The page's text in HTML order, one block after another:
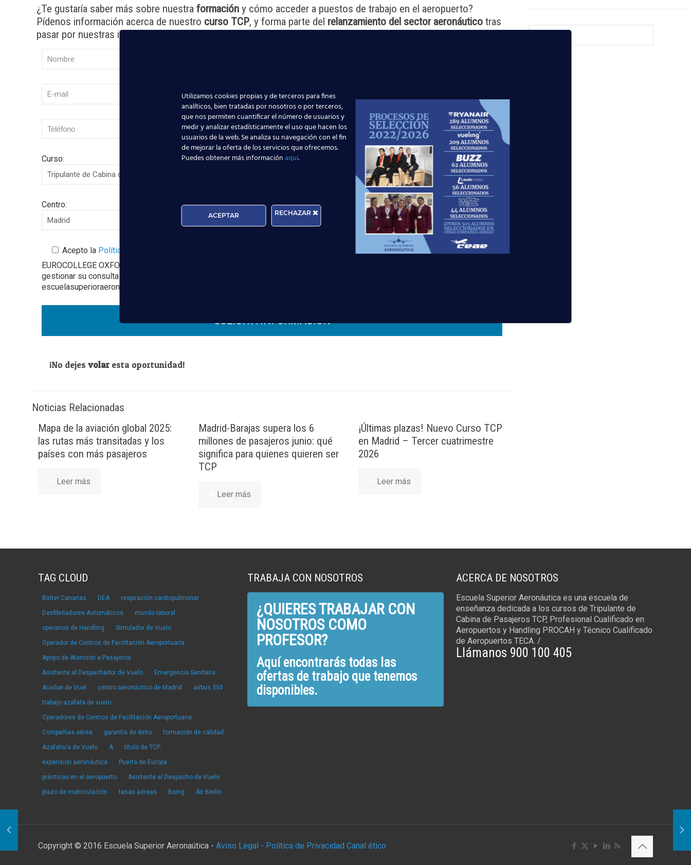
¿Te gustaría saber más sobre nuestraformación y cómo acceder a puestos de trabajo en el aeropuerto?
Pídenos información acerca de nuestro curso TCP, y forma parte del relanzamiento del sector aeronáutico tras
pasar por nuestras instalaciones. ¡Te esperamos!
Curso:
Centro: Edad:
Acepto la Política de Privacidad
EUROCOLLEGE OXFORD ENGLISH INSTITUTE S.L. le informa que tratará los datos personales que facilite con la finalidad de
gestionar su consulta y darle respuesta. Puede ejercer sus derechos de protección de datos a través del e-mail
escuelasuperioraeronautica.com. Para más información, por favor, consulte nuestra
¡No dejesvolar esta oportunidad!
Noticias Relacionadas
Mapa de la aviación global 2025:
las rutas más transitadas y los
países con más pasajeros
Leer más
Madrid-Barajas supera los 6
millones de pasajeros junio: qué
significa para quienes quieren ser
TCP
Leer más
¡Últimas plazas! Nuevo Curso TCP
en Madrid – Tercer cuatrimestre
2026
Leer más
TAG CLOUD
Binter Canarias DEA respiración cardiopulmonar
Desfibriladores Automáticos mundo laboral
operarios de Handling Simulador de Vuelo
Operador de Centros de Facilitación Aeroportuaria
Apoyo de Atención a Pasajeros
Asistente al Despachador de Vuelo Emergencia Sanitaria
Auxiliar de Vuel centro aeronáutico de Madrid airbus 350
trabajo azafata de vuelo
Operadores de Centros de Facilitación Aeroportuaria
Compañías aérea garantía de éxito formación de calidad
Azafato/a de Vuelo A título de TCP
expansión aeronáutica Puerta de Europa
prácticas en el aeropuerto Asistente al Despacho de Vuelo
plazo de matriculación tasas aéreas Boing Air Berlín
TRABAJA CON NOSOTROS
¿QUIERES TRABAJAR CON
NOSOTROS COMO
PROFESOR?
Aquí encontrarás todas las
ofertas de trabajo que tenemos
disponibles.
ACERCA DE NOSOTROS
Escuela Superior Aeronáutica es una escuela de
enseñanza dedicada a los cursos de Tripulante de
Cabina de Pasajeros TCP, Profesional Cualificado en
Aeropuertos y Handling PROCAH y Técnico Cualificado
de Aeropuertos TECA. /
Llámanos 900 100 405
Copyright © 2016 Escuela Superior Aeronaútica - Aviso Legal - Política de Privacidad Canal ético
Utilizamos cookies propias y de terceros para fines
analíticos, bien tratadas por nosotros o por terceros,
que nos permiten cuantificar el número de usuarios y
medir y analizar estadísticamente el uso que hacen los
usuarios de la web. Se analiza su navegación con el fin
de mejorar la oferta de los servicios que ofrecemos.
Puedes obtener más informaciónaquí.
ACEPTAR RECHAZAR